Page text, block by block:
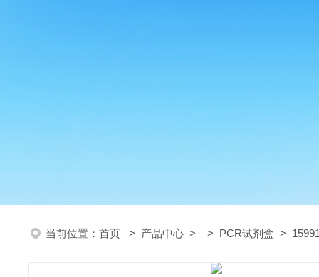
当前位置： 首页 > 产品中心 > > PCR试剂盒 >